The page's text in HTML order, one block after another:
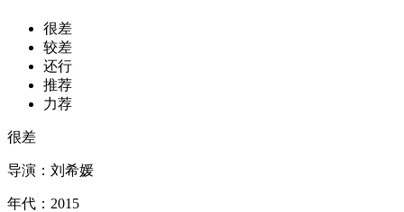
很差
较差
还行
推荐
力荐
很差
导演： 刘希媛
年代： 2015